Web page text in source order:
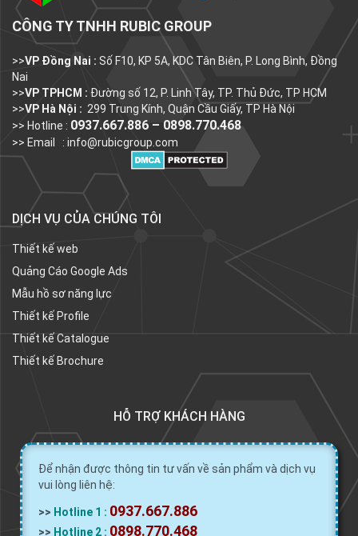
CÔNG TY TNHH RUBIC GROUP
>>VP Đồng Nai : Số F10, KP 5A, KDC Tân Biên, P. Long Bình, Đồng
Nai
>>VP TPHCM : Đường số 12, P. Linh Tây, TP. Thủ Đức, TP HCM
>>VP Hà Nội : 299 Trung Kính, Quận Cầu Giấy, TP Hà Nội
>> Hotline : 0937.667.886 – 0898.770.468
>> Email : info@rubicgroup.com
DỊCH VỤ CỦA CHÚNG TÔI
Thiết kế web
Quảng Cáo Google Ads
Mẫu hồ sơ năng lực
Thiết kế Profile
Thiết kế Catalogue
Thiết kế Brochure
HỖ TRỢ KHÁCH HÀNG
Để nhận được thông tin tư vấn về sản phẩm và dịch vụ
vui lòng liên hệ:
>> Hotline 1 : 0937.667.886
>> Hotline 2 : 0898.770.468